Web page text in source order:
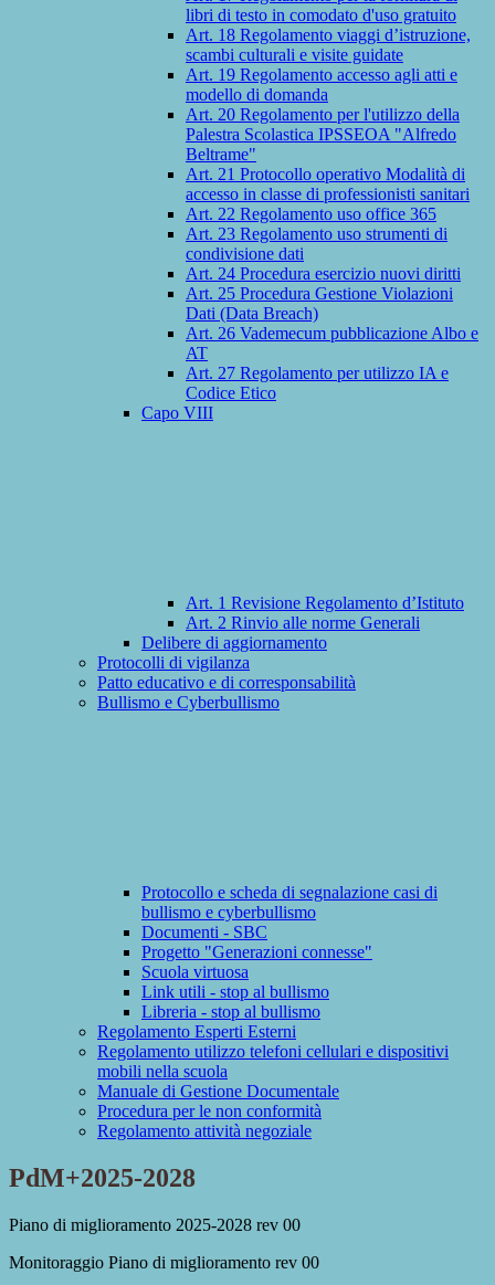
libri di testo in comodato d'uso gratuito
Art. 18 Regolamento viaggi d’istruzione,
scambi culturali e visite guidate
Art. 19 Regolamento accesso agli atti e
modello di domanda
Art. 20 Regolamento per l'utilizzo della
Palestra Scolastica IPSSEOA "Alfredo
Beltrame"
Art. 21 Protocollo operativo Modalità di
accesso in classe di professionisti sanitari
Art. 22 Regolamento uso office 365
Art. 23 Regolamento uso strumenti di
condivisione dati
Art. 24 Procedura esercizio nuovi diritti
Art. 25 Procedura Gestione Violazioni
Dati (Data Breach)
Art. 26 Vademecum pubblicazione Albo e
AT
Art. 27 Regolamento per utilizzo IA e
Codice Etico
Capo VIII
Art. 1 Revisione Regolamento d’Istituto
Art. 2 Rinvio alle norme Generali
Delibere di aggiornamento
Protocolli di vigilanza
Patto educativo e di corresponsabilità
Bullismo e Cyberbullismo
Protocollo e scheda di segnalazione casi di
bullismo e cyberbullismo
Documenti - SBC
Progetto "Generazioni connesse"
Scuola virtuosa
Link utili - stop al bullismo
Libreria - stop al bullismo
Regolamento Esperti Esterni
Regolamento utilizzo telefoni cellulari e dispositivi
mobili nella scuola
Manuale di Gestione Documentale
Procedura per le non conformità
Regolamento attività negoziale
PdM+2025-2028
Piano di miglioramento 2025-2028 rev 00
Monitoraggio Piano di miglioramento rev 00